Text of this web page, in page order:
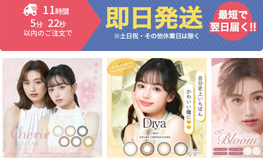
11時間
5分 21秒
以内のご注文で